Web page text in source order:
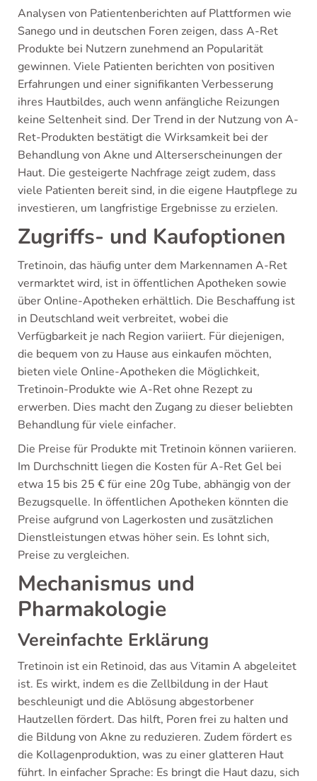
Analysen von Patientenberichten auf Plattformen wie
Sanego und in deutschen Foren zeigen, dass A-Ret
Produkte bei Nutzern zunehmend an Popularität
gewinnen. Viele Patienten berichten von positiven
Erfahrungen und einer signifikanten Verbesserung
ihres Hautbildes, auch wenn anfängliche Reizungen
keine Seltenheit sind. Der Trend in der Nutzung von A-
Ret-Produkten bestätigt die Wirksamkeit bei der
Behandlung von Akne und Alterserscheinungen der
Haut. Die gesteigerte Nachfrage zeigt zudem, dass
viele Patienten bereit sind, in die eigene Hautpflege zu
investieren, um langfristige Ergebnisse zu erzielen.
Zugriffs- und Kaufoptionen
Tretinoin, das häufig unter dem Markennamen A-Ret
vermarktet wird, ist in öffentlichen Apotheken sowie
über Online-Apotheken erhältlich. Die Beschaffung ist
in Deutschland weit verbreitet, wobei die
Verfügbarkeit je nach Region variiert. Für diejenigen,
die bequem von zu Hause aus einkaufen möchten,
bieten viele Online-Apotheken die Möglichkeit,
Tretinoin-Produkte wie A-Ret ohne Rezept zu
erwerben. Dies macht den Zugang zu dieser beliebten
Behandlung für viele einfacher.
Die Preise für Produkte mit Tretinoin können variieren.
Im Durchschnitt liegen die Kosten für A-Ret Gel bei
etwa 15 bis 25 € für eine 20g Tube, abhängig von der
Bezugsquelle. In öffentlichen Apotheken könnten die
Preise aufgrund von Lagerkosten und zusätzlichen
Dienstleistungen etwas höher sein. Es lohnt sich,
Preise zu vergleichen.
Mechanismus und
Pharmakologie
Vereinfachte Erklärung
Tretinoin ist ein Retinoid, das aus Vitamin A abgeleitet
ist. Es wirkt, indem es die Zellbildung in der Haut
beschleunigt und die Ablösung abgestorbener
Hautzellen fördert. Das hilft, Poren frei zu halten und
die Bildung von Akne zu reduzieren. Zudem fördert es
die Kollagenproduktion, was zu einer glatteren Haut
führt. In einfacher Sprache: Es bringt die Haut dazu, sich